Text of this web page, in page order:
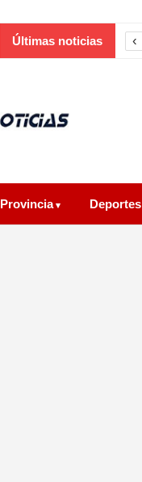
Últimas noticias ‹
Provincia Deportes